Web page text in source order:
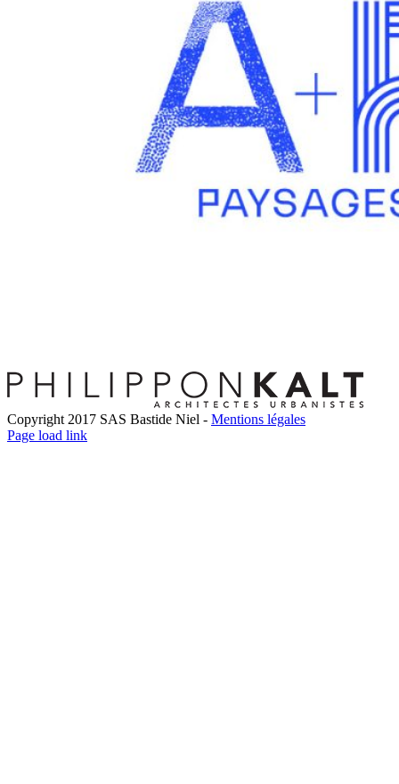
Copyright 2017 SAS Bastide Niel - Mentions légales
Facebook
Twitter
LinkedIn
Instagram
Pinterest
Page load link